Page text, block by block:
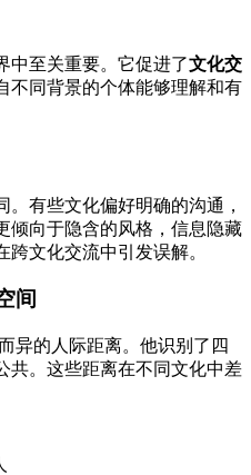
中至关重要。它促进了文化交
不同背景的个体能够理解和有
有些文化偏好明确的沟通，
倾向于隐含的风格，信息隐藏
文化交流中引发误解。
间
异的人际距离。他识别了四
共。这些距离在不同文化中差